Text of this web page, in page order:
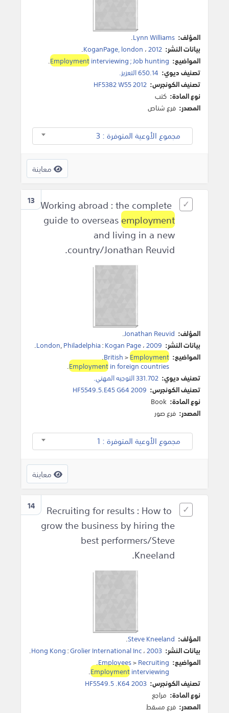
المؤلف: Lynn Williams
.
بيانات النشر:
KoganPage, london ،2012
.
المواضيع:
Employmentinterviewing ; Job hunting
.
تصنيف ديوي: 650.14 التعزيز.
تصنيف الكونجرس: HF5382 W55 2012
نوع المادة: كتب
المصدر: فرع شناص
مجموع الأوعية المتوفرة : 3
معاينة
13 Working abroad : the complete
guide to overseasemployment
and living in a new
country/Jonathan Reuvid.
المؤلف: Jonathan Reuvid
.
بيانات النشر:
London,Philadelphia:Kogan Page،2009
.
المواضيع:
British>Employment
.
Employmentin foreign countries
.
تصنيف ديوي: 331.702 التوجيه المهني.
تصنيف الكونجرس: HF5549.5.E45 G64 2009
نوع المادة: Book
المصدر: فرع صور
مجموع الأوعية المتوفرة : 1
معاينة
14
Recruiting for results : How to
grow the business by hiring the
best performers/Steve
Kneeland.
المؤلف: Steve Kneeland
.
بيانات النشر:
Hong Kong:Grolier International Inc،2003
.
المواضيع:
Employees>Recruiting
.
Employmentinterviewing
.
تصنيف الكونجرس: HF5549.5 .K64 2003
نوع المادة: مراجع
المصدر: فرع مسقط